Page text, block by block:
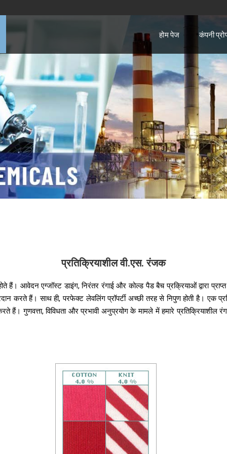
होम पेज कंपनी
प्रतिक्रियाशील वी.एस. रंजक
हैं। आवेदन एग्जॉस्ट डाइंग, निरंतर रंगाई और कोल्ड पैड बैच प्रक्रियाओं द्वारा
हैं। साथ ही, परफेक्ट लेवलिंग प्रॉपर्टी अच्छी तरह से निपुण होती है। एक
हैं। गुणवत्ता, विविधता और प्रभावी अनुप्रयोग के मामले में हमारे